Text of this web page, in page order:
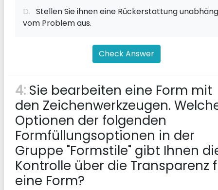
D. Stellen Sie ihnen eine Rückerstattung
vom Problem aus.
Check Answer
4: Sie bearbeiten eine Form mit
den Zeichenwerkzeugen.
Optionen der folgenden
Formfüllungsoptionen in der
Gruppe "Formstile" gibt Ihnen
Kontrolle über die Transparenz
eine Form?